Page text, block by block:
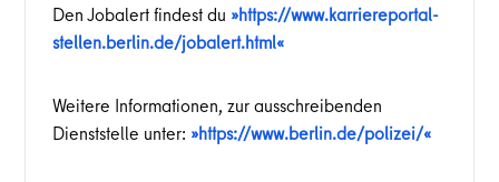
Den Jobalert findest du https://www.karriereportal-
stellen.berlin.de/jobalert.html
Weitere Informationen, zur ausschreibenden
Dienststelle unter: https://www.berlin.de/polizei/